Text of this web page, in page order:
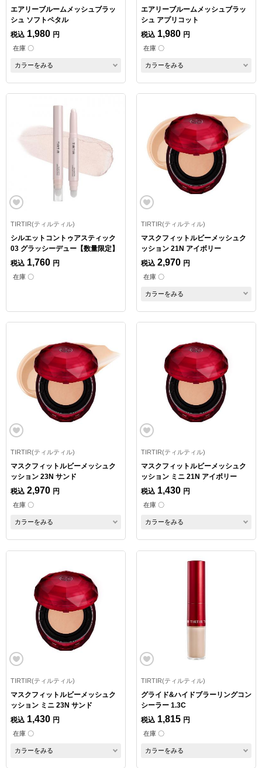
エアリーブルームメッシュブラッ
シュ ソフトペタル
税込 1,980 円
在庫 〇
カラーをみる
エアリーブルームメッシュブラッ
シュ アプリコット
税込 1,980 円
在庫 〇
カラーをみる
TIRTIR(ティルティル)
シルエットコントゥアスティック
03 グラッシーデュー【数量限定】
税込 1,760 円
在庫 〇
TIRTIR(ティルティル)
マスクフィットルビーメッシュク
ッション 21N アイボリー
税込 2,970 円
在庫 〇
カラーをみる
TIRTIR(ティルティル)
マスクフィットルビーメッシュク
ッション 23N サンド
税込 2,970 円
在庫 〇
カラーをみる
TIRTIR(ティルティル)
マスクフィットルビーメッシュク
ッション ミニ 21N アイボリー
税込 1,430 円
在庫 〇
カラーをみる
TIRTIR(ティルティル)
マスクフィットルビーメッシュク
ッション ミニ 23N サンド
税込 1,430 円
在庫 〇
カラーをみる
TIRTIR(ティルティル)
グライド&ハイドブラーリングコン
シーラー 1.3C
税込 1,815 円
在庫 〇
カラーをみる